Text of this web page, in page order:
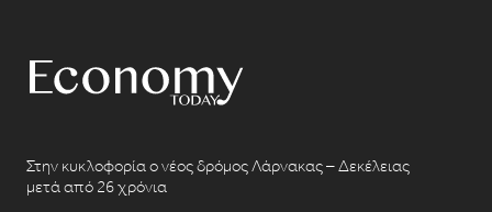
Στην κυκλοφορία ο νέος δρόμος Λάρνακας – Δεκέλειας
μετά από 26 χρόνια